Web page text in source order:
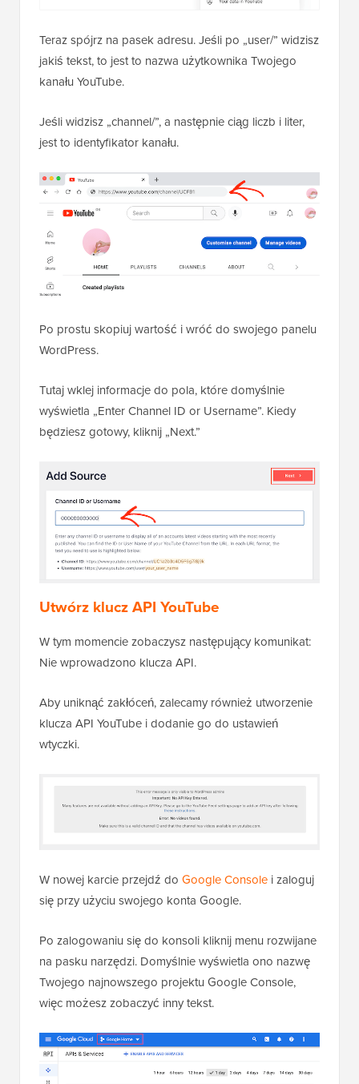
Teraz spójrz na pasek adresu. Jeśli po „user/” widzisz
jakiś tekst, to jest to nazwa użytkownika Twojego
kanału YouTube.
Jeśli widzisz „channel/”, a następnie ciąg liczb i liter,
jest to identyfikator kanału.
Po prostu skopiuj wartość i wróć do swojego panelu
WordPress.
Tutaj wklej informacje do pola, które domyślnie
wyświetla „Enter Channel ID or Username”. Kiedy
będziesz gotowy, kliknij „Next.”
Utwórz klucz API YouTube
W tym momencie zobaczysz następujący komunikat:
Nie wprowadzono klucza API.
Aby uniknąć zakłóceń, zalecamy również utworzenie
klucza API YouTube i dodanie go do ustawień
wtyczki.
W nowej karcie przejdź do Google Console i zaloguj
się przy użyciu swojego konta Google.
Po zalogowaniu się do konsoli kliknij menu rozwijane
na pasku narzędzi. Domyślnie wyświetla ono nazwę
Twojego najnowszego projektu Google Console,
więc możesz zobaczyć inny tekst.